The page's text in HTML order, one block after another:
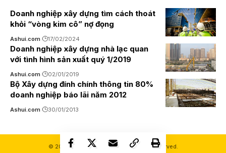
Doanh nghiệp xây dựng tìm cách thoát
khỏi “vòng kim cô” nợ đọng
Ashui.com 17/02/2024
Doanh nghiệp xây dựng nhà lạc quan
với tình hình sản xuất quý 1/2019
Ashui.com 02/01/2019
Bộ Xây dựng đính chính thông tin 80%
doanh nghiệp báo lãi năm 2012
Ashui.com 30/01/2013
© 2000-2026 Ashui.com. All Rights Reserved.